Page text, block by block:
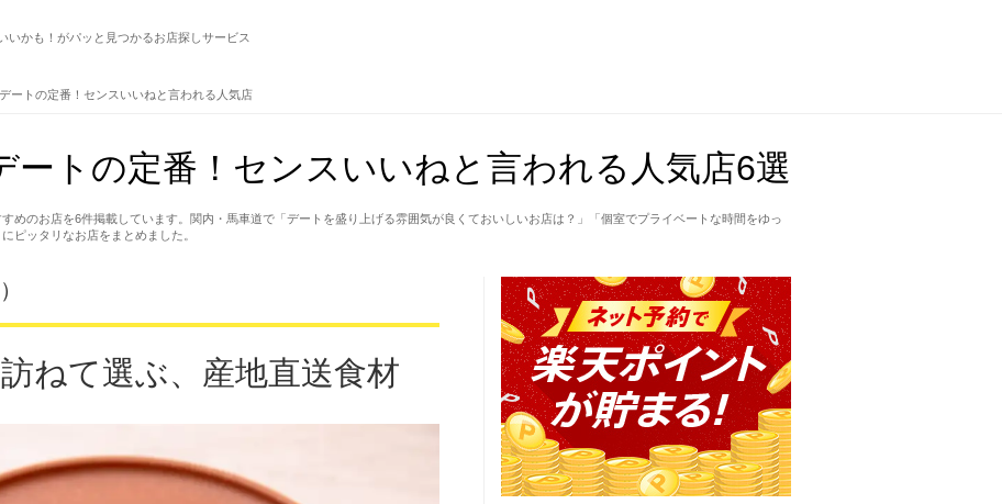
いかも！がパッと見つかるお店探しサービス
ートの定番！センスいいねと言われる人気店
ートの定番！センスいいねと言われる人気店6選
めのお店を6件掲載しています。関内・馬車道で「デートを盛り上げる雰囲気が良くておいしいお店は？」「個室でプライベートな時間をゆっ
ピッタリなお店をまとめました。
ねて選ぶ、産地直送食材